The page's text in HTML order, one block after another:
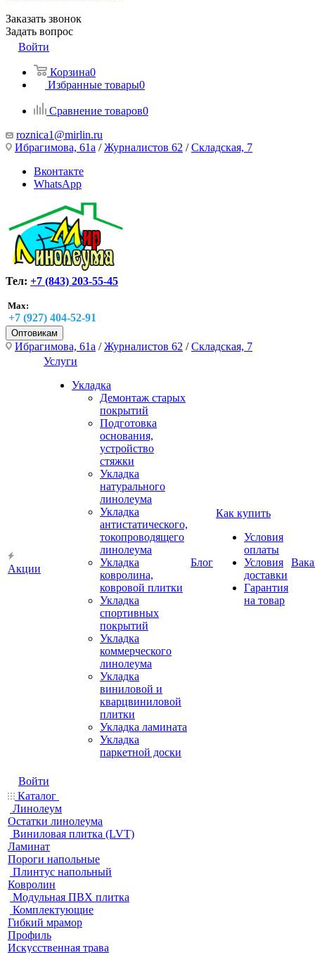
Заказать звонок
Задать вопрос
Войти
Корзина0
Избранные товары0
Сравнение товаров0
roznica1@mirlin.ru
Ибрагимова, 61а /Журналистов 62 /Складская, 7
Вконтакте
WhatsApp
Тел: +7 (843) 203-55-45
Max:
+7 (927) 404-52-91
Оптовикам
Ибрагимова, 61а /Журналистов 62 /Складская, 7
Акции
Услуги
Укладка
Демонтаж старых
покрытий
Подготовка
основания,
устройство
стяжки
Укладка
натурального
линолеума
Укладка
антистатического,
токопроводящего
линолеума
Укладка
ковролина,
ковровой плитки
Укладка
спортивных
покрытий
Укладка
коммерческого
линолеума
Укладка
виниловой и
кварцвиниловой
плитки
Укладка ламината
Укладка
паркетной доски
Блог
Как купить
Условия
оплаты
Условия
доставки
Гарантия
на товар
Войти
Каталог
Линолеум
Остатки линолеума
Виниловая плитка (LVT)
Ламинат
Пороги напольные
Плинтус напольный
Ковролин
Модульная ПВХ плитка
Комплектующие
Гибкий мрамор
Профиль
Искусственная трава